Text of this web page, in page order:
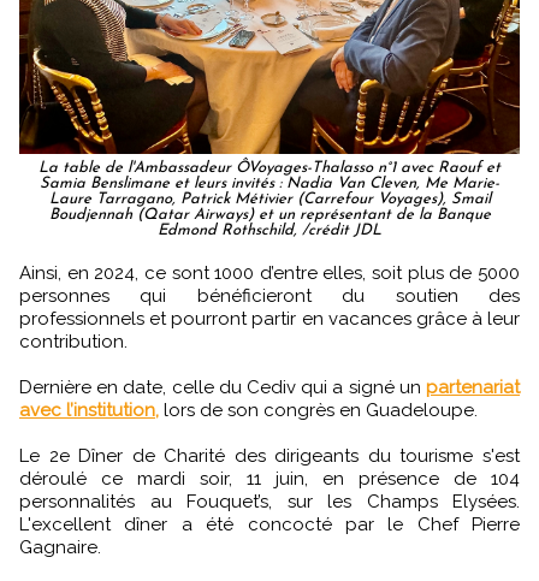
La table de l'Ambassadeur ÔVoyages-Thalasso n°1 avec Raouf et
Samia Benslimane et leurs invités : Nadia Van Cleven, Me Marie-
Laure Tarragano, Patrick Métivier (Carrefour Voyages), Smail
Boudjennah (Qatar Airways) et un représentant de la Banque
Edmond Rothschild, /crédit JDL
Ainsi, en 2024, ce sont 1000 d’entre elles, soit plus de 5000
personnes qui bénéficieront du soutien des
professionnels et pourront partir en vacances grâce à leur
contribution.
Dernière en date, celle du Cediv qui a signé un partenariat
avec l’institution, lors de son congrès en Guadeloupe.
Le 2e Dîner de Charité des dirigeants du tourisme s'est
déroulé ce mardi soir, 11 juin, en présence de 104
personnalités au Fouquet’s, sur les Champs Elysées.
L'excellent dîner a été concocté par le Chef Pierre
Gagnaire.